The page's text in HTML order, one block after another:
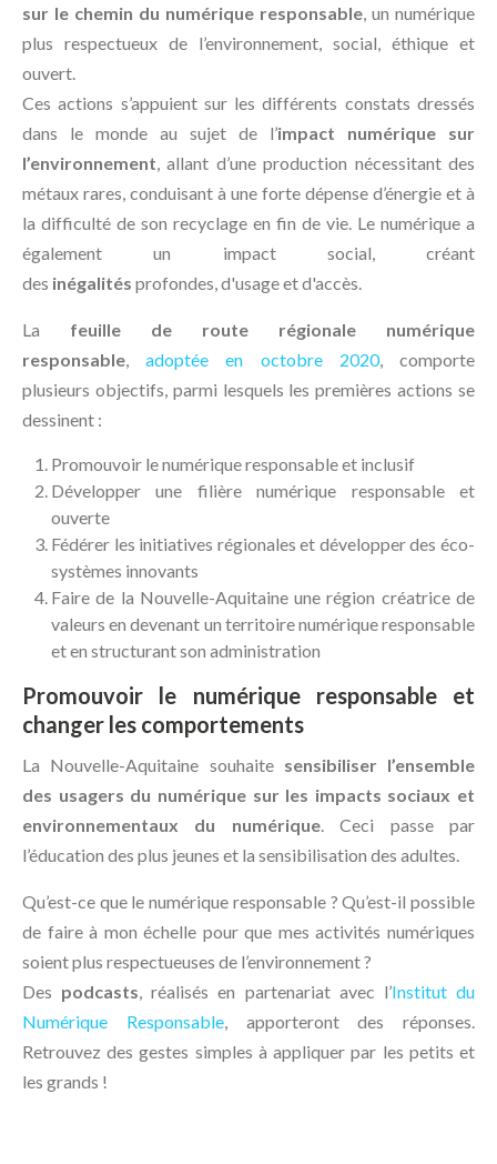
sur le chemin du numérique responsable , un numérique
plus respectueux de l’environnement, social, éthique et
ouvert.
Ces actions s’appuient sur les différents constats dressés
dans le monde au sujet de l’impact numérique sur
l’environnement , allant d’une production nécessitant des
métaux rares, conduisant à une forte dépense d’énergie et à
la difficulté de son recyclage en fin de vie. Le numérique a
également un impact social, créant
des inégalités profondes, d'usage et d'accès.
La feuille de route régionale numérique
responsable ,adoptée en octobre 2020, comporte
plusieurs objectifs, parmi lesquels les premières actions se
dessinent :
Promouvoir le numérique responsable et inclusif
Développer une filière numérique responsable et
ouverte
Fédérer les initiatives régionales et développer des éco-
systèmes innovants
Faire de la Nouvelle-Aquitaine une région créatrice de
valeurs en devenant un territoire numérique responsable
et en structurant son administration
Promouvoir le numérique responsable et
changer les comportements
La Nouvelle-Aquitaine souhaite sensibiliser l’ensemble
des usagers du numérique sur les impacts sociaux et
environnementaux du numérique. Ceci passe par
l’éducation des plus jeunes et la sensibilisation des adultes.
Qu’est-ce que le numérique responsable ? Qu’est-il possible
de faire à mon échelle pour que mes activités numériques
soient plus respectueuses de l’environnement ?
Des podcasts , réalisés en partenariat avec l’Institut du
Numérique Responsable, apporteront des réponses.
Retrouvez des gestes simples à appliquer par les petits et
les grands !